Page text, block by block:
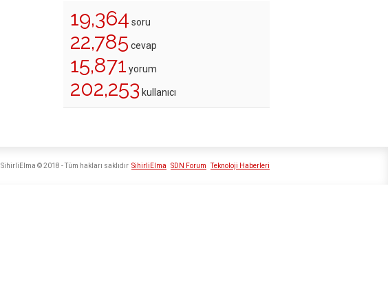
19,364 soru
22,785 cevap
15,871 yorum
202,253 kullanıcı
SihirliElma SDN Forum Teknoloji Haberleri
SihirliElma © 2018 - Tüm hakları saklıdır